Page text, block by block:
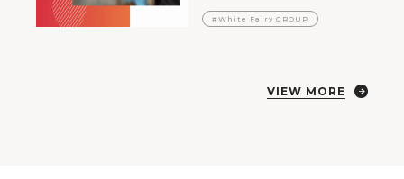
#White Fairy GROUP
VIEW MORE